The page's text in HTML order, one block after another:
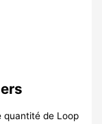
quantité de Loop